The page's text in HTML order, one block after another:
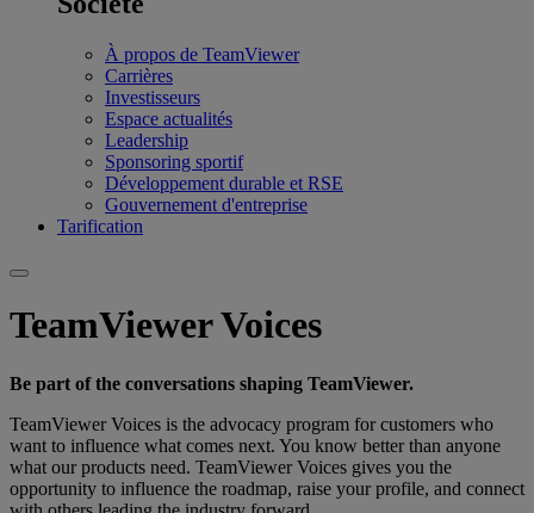
À propos de TeamViewer
Carrières
Investisseurs
Espace actualités
Leadership
Sponsoring sportif
Développement durable et RSE
Gouvernement d'entreprise
Tarification
TeamViewer Voices
Be part of the conversations shaping TeamViewer.
TeamViewer Voices is the advocacy program for customers who
want to influence what comes next. You know better than anyone
what our products need. TeamViewer Voices gives you the
opportunity to influence the roadmap, raise your profile, and connect